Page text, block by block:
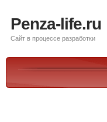
Penza-life.ru
Сайт в процессе разработки